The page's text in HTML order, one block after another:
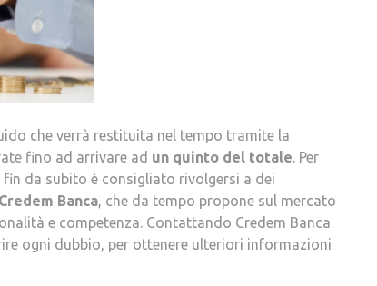
che verrà restituita nel tempo tramite la
fino ad arrivare ad un quinto del totale. Per
da subito è consigliato rivolgersi a dei
Credem Banca, che da tempo propone sul mercato
e competenza. Contattando Credem Banca
ogni dubbio, per ottenere ulteriori informazioni